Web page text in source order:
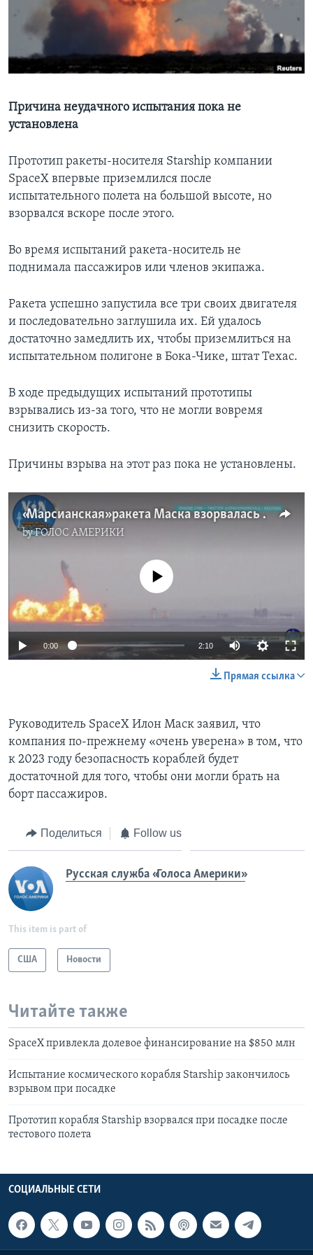
Learning English
СОЦИАЛЬНЫЕ СЕТИ
Языки
Причина неудачного испытания пока не
установлена
Прототип ракеты-носителя Starship компании
SpaceX впервые приземлился после
испытательного полета на большой высоте, но
взорвался вскоре после этого.
Во время испытаний ракета-носитель не
поднимала пассажиров или членов экипажа.
Ракета успешно запустила все три своих двигателя
и последовательно заглушила их. Ей удалось
достаточно замедлить их, чтобы приземлиться на
испытательном полигоне в Бока-Чике, штат Техас.
В ходе предыдущих испытаний прототипы
взрывались из-за того, что не могли вовремя
снизить скорость.
Причины взрыва на этот раз пока не установлены.
«Марсианская» ракета Маска взорвалась в третий раз
byГОЛОС АМЕРИКИ
No media source currently available
0:00 2:10
Прямая ссылка
Руководитель SpaceX Илон Маск заявил, что
компания по-прежнему «очень уверена» в том, что
к 2023 году безопасность кораблей будет
достаточной для того, чтобы они могли брать на
борт пассажиров.
Поделиться Follow us
Русская служба «Голоса Америки»
This item is part of
США Новости
Читайте также
SpaceX привлекла долевое финансирование на $850 млн
Испытание космического корабля Starship закончилось
взрывом при посадке
Прототип корабля Starship взорвался при посадке после
тестового полета
СОЦИАЛЬНЫЕ СЕТИ